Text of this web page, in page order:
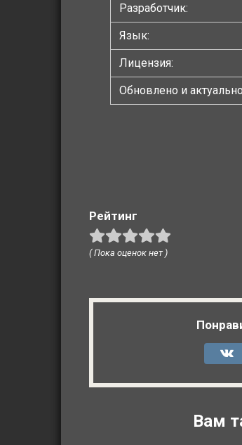
Разработчик:
Язык:
Лицензия:
Обновлено и
Рейтинг
( Пока оценок нет )
Вам